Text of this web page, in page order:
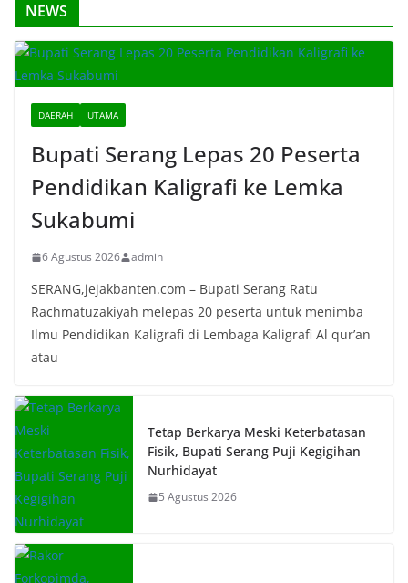
NEWS
DAERAH UTAMA
Bupati Serang Lepas 20 Peserta
Pendidikan Kaligrafi ke Lemka
Sukabumi
6 Agustus 2026 admin
SERANG,jejakbanten.com – Bupati Serang Ratu
Rachmatuzakiyah melepas 20 peserta untuk menimba
Ilmu Pendidikan Kaligrafi di Lembaga Kaligrafi Al qur’an
atau
Tetap Berkarya Meski Keterbatasan
Fisik, Bupati Serang Puji Kegigihan
Nurhidayat
5 Agustus 2026